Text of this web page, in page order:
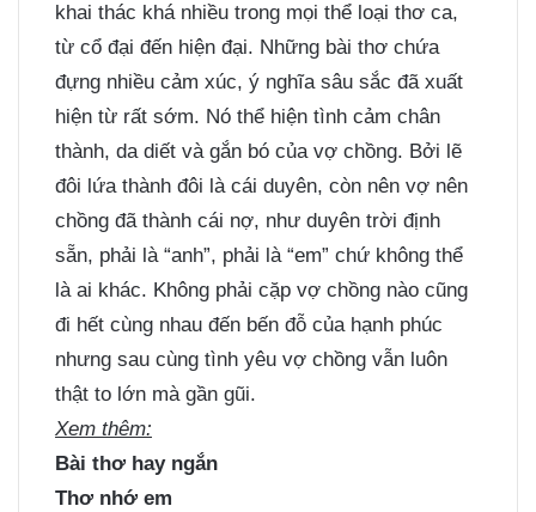
khai thác khá nhiều trong mọi thể loại thơ ca,
từ cổ đại đến hiện đại. Những bài thơ chứa
đựng nhiều cảm xúc, ý nghĩa sâu sắc đã xuất
hiện từ rất sớm. Nó thể hiện tình cảm chân
thành, da diết và gắn bó của vợ chồng. Bởi lẽ
đôi lứa thành đôi là cái duyên, còn nên vợ nên
chồng đã thành cái nợ, như duyên trời định
sẵn, phải là “anh”, phải là “em” chứ không thể
là ai khác. Không phải cặp vợ chồng nào cũng
đi hết cùng nhau đến bến đỗ của hạnh phúc
nhưng sau cùng tình yêu vợ chồng vẫn luôn
thật to lớn mà gần gũi.
Xem thêm:
Bài thơ hay ngắn
Thơ nhớ em